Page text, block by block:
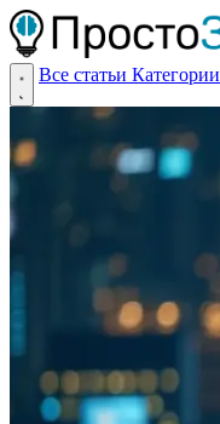
Все статьи Категории